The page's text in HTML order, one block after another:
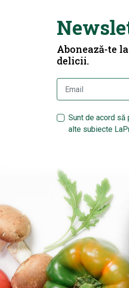
Abonează-te
delicii.
Sunt de acord
alte subiecte